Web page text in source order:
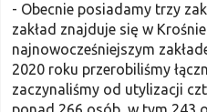
- Obecnie posiadamy trzy
zakład znajduje się w
najnowocześniejszym
2020 roku przerobiliśmy
zaczynaliśmy od utylizacji